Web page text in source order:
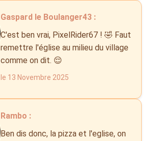
Gaspard le Boulanger43 :
C'est ben vrai, PixelRider67 ! 🤣 Faut
remettre l'église au milieu du village
comme on dit. 😌
le 13 Novembre 2025
Rambo :
Ben dis donc, la pizza et l'eglise, on